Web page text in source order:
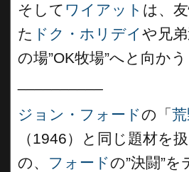
そして ワイアット は、
た ドク・ホリデイや兄
の場”OK牧場”へと向かう
ジョン・フォードの「
（1946）と同じ題材を
の、 フォードの”決闘”